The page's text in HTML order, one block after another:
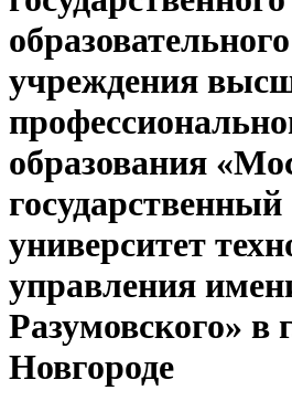
образовательного
учреждения
образования
государственный
университет
управления
Разумовского» в
Новгороде